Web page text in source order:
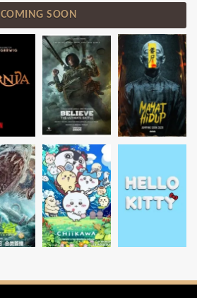
COMING SOON